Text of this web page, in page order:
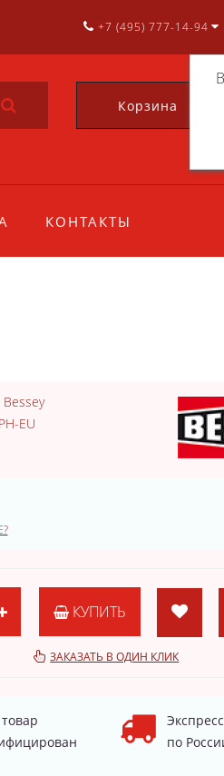
+7 (495) 777-14-94
Корзина
КОНТАКТЫ
Bessey
EU
КУПИТЬ
ЗАКАЗАТЬ В ОДИН КЛИК
по